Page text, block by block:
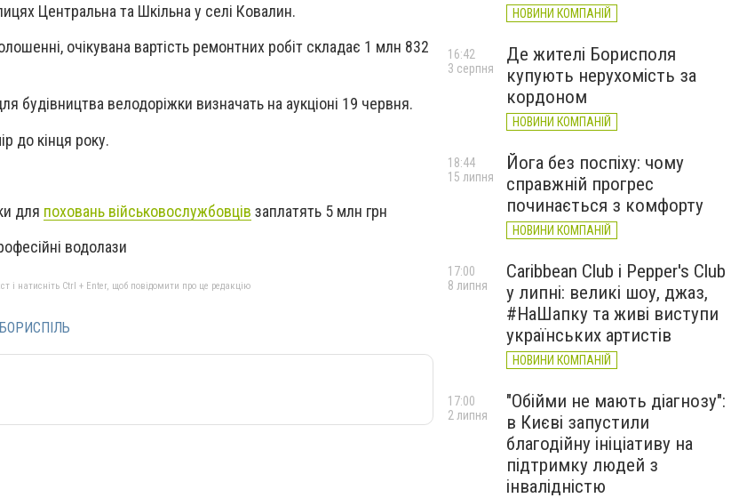
Центральна та Шкільна у селі Ковалин.
очікувана вартість ремонтних робіт складає 1 млн 832
будівництва велодоріжки визначать на аукціоні 19 червня.
до кінця року.
для поховань військовослужбовців заплатять 5 млн грн
водолази
і натисніть Ctrl + Enter, щоб повідомити про це редакцію
НОВИНИ КОМПАНІЙ
Де жителі Борисполя
купують нерухомість за
кордоном
НОВИНИ КОМПАНІЙ
16:42
3 серпня
Йога без поспіху: чому
справжній прогрес
починається з комфорту
НОВИНИ КОМПАНІЙ
18:44
15 липня
Caribbean Club і Pepper's Club
у липні: великі шоу, джаз,
#НаШапку та живі виступи
українських артистів
НОВИНИ КОМПАНІЙ
17:00
8 липня
"Обійми не мають діагнозу":
в Києві запустили
благодійну ініціативу на
підтримку людей з
інвалідністю
17:00
2 липня